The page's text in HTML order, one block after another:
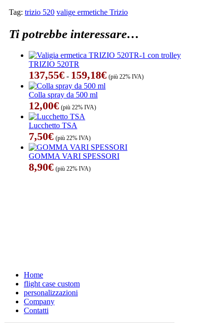
Tag: trizio 520 valige ermetiche Trizio
Ti potrebbe interessare…
TRIZIO 520TR
137,55€ - 159,18€Fascia
di
(più 22% IVA)
Colla spray da 500 ml
12,00€ (più 22% IVA)
Lucchetto TSA
7,50€ (più 22% IVA)
GOMMA VARI SPESSORI
8,90€ (più 22% IVA)
Home
flight case custom
personalizzazioni
Company
Contatti